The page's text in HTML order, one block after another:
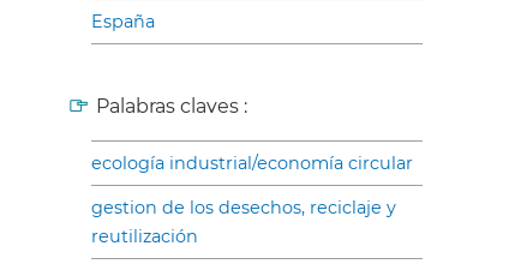
España
Palabras claves :
ecología industrial/economía circular
gestion de los desechos, reciclaje y
reutilización